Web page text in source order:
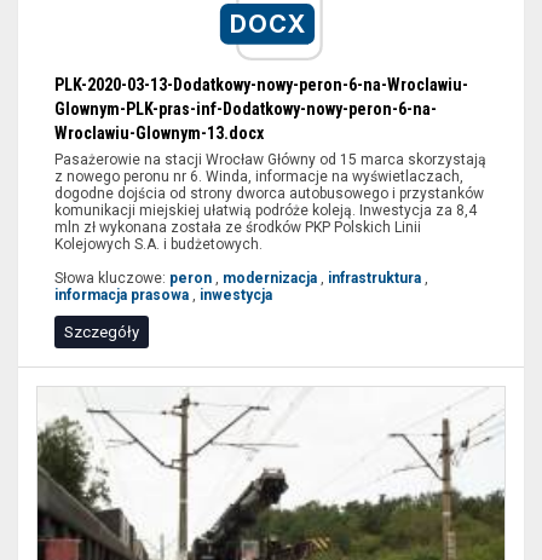
nowa
infrastruktura
pasażerska
DOCX
PLK-2020-03-13-Dodatkowy-nowy-peron-6-na-Wroclawiu-
Glownym-PLK-pras-inf-Dodatkowy-nowy-peron-6-na-
Wroclawiu-Glownym-13.docx
Pasażerowie na stacji Wrocław Główny od 15 marca skorzystają
z nowego peronu nr 6. Winda, informacje na wyświetlaczach,
dogodne dojścia od strony dworca autobusowego i przystanków
komunikacji miejskiej ułatwią podróże koleją. Inwestycja za 8,4
mln zł wykonana została ze środków PKP Polskich Linii
Kolejowych S.A. i budżetowych.
Słowa kluczowe: peron , modernizacja , infrastruktura ,
informacja prasowa , inwestycja
Szczegóły